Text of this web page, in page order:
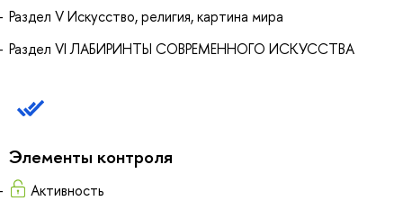
Раздел V Искусство, религия, картина мира
Раздел VI ЛАБИРИНТЫ СОВРЕМЕННОГО ИСКУССТВА
Элементы контроля
Активность